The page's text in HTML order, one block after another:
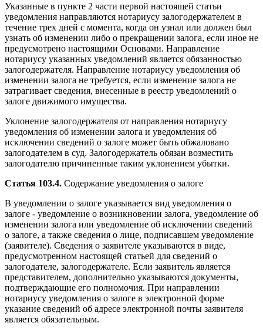
Указанные в пункте 2 части первой настоящей статьи
уведомления направляются нотариусу залогодержателем в
течение трех дней с момента, когда он узнал или должен был
узнать об изменении либо о прекращении залога, если иное не
предусмотрено настоящими Основами. Направление
нотариусу указанных уведомлений является обязанностью
залогодержателя. Направление нотариусу уведомления об
изменении залога не требуется, если изменение залога не
затрагивает сведения, внесенные в реестр уведомлений о
залоге движимого имущества.
Уклонение залогодержателя от направления нотариусу
уведомления об изменении залога и уведомления об
исключении сведений о залоге может быть обжаловано
залогодателем в суд. Залогодержатель обязан возместить
залогодателю причиненные таким уклонением убытки.
Статья 103.4. Содержание уведомления о залоге
В уведомлении о залоге указывается вид уведомления о
залоге - уведомление о возникновении залога, уведомление об
изменении залога или уведомление об исключении сведений
о залоге, а также сведения о лице, подписавшем уведомление
(заявителе). Сведения о заявителе указываются в виде,
предусмотренном настоящей статьей для сведений о
залогодателе, залогодержателе. Если заявитель является
представителем, дополнительно указываются документы,
подтверждающие его полномочия. При направлении
нотариусу уведомления о залоге в электронной форме
указание сведений об адресе электронной почты заявителя
является обязательным.